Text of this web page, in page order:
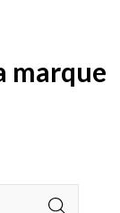
marque